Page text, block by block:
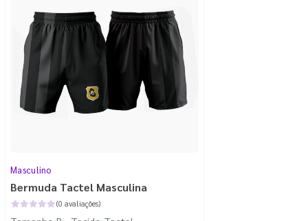
Masculino
Bermuda Tactel Masculina
(0 avaliações)